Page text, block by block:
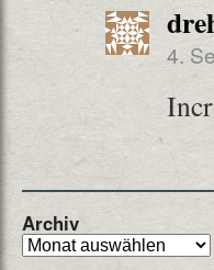
4.
Archiv